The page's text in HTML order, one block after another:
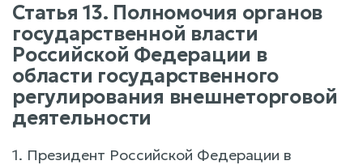
Статья 13. Полномочия органов
государственной власти
Российской Федерации в
области государственного
регулирования внешнеторговой
деятельности
1. Президент Российской Федерации в